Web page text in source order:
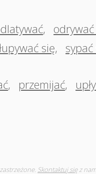
,
się, sypać
, przemijać,
Skontaktuj sięz